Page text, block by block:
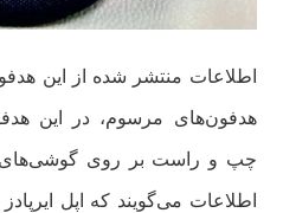
اطلاعات منتشر شده از این
هدفون‌های مرسوم، در این
چپ و راست بر روی گوشی‌های
اطلاعات می‌گویند که اپل